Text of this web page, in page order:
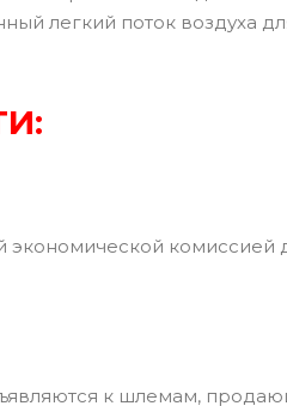
легкий поток воздуха
комиссией
к шлемам,